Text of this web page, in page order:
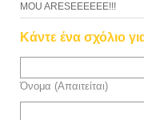
MOU ARESEEEEEE!!!
Κάντε ένα σχόλιο
Όνομα (Απαιτείται)